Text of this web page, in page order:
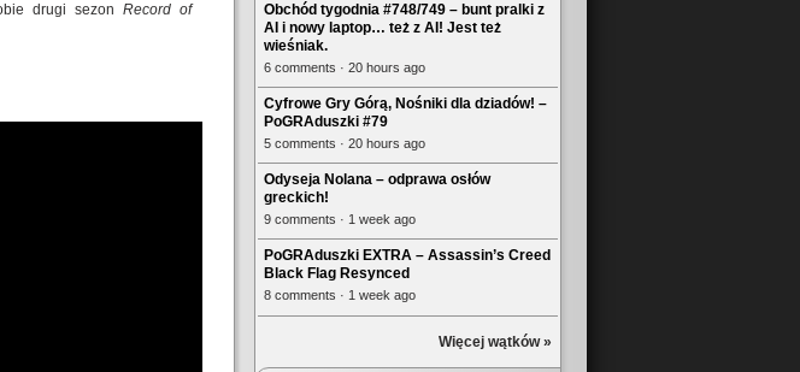
drugi sezon Record of
Obchód tygodnia #748/749 – bunt pralki z
AI i nowy laptop… też z AI! Jest też
wieśniak.
6 comments · 20 hours ago
Cyfrowe Gry Górą, Nośniki dla dziadów! –
PoGRAduszki #79
5 comments · 20 hours ago
Odyseja Nolana – odprawa osłów
greckich!
9 comments · 1 week ago
PoGRAduszki EXTRA – Assassin’s Creed
Black Flag Resynced
8 comments · 1 week ago
Więcej wątków »